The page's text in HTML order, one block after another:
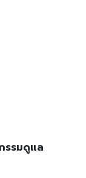
รรมดูแล